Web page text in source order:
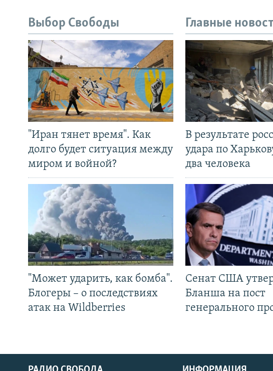
Выбор Свободы
"Иран тянет время". Как
долго будет ситуация между
миром и войной?
"Может ударить, как бомба".
Блогеры – о последствиях
атак на Wildberries
Главные
В результате
удара по
два человека
Сенат США
Бланша на пост
генерального